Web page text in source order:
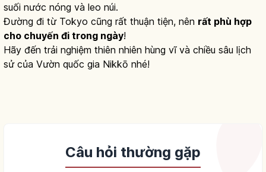
suối nước nóng và leo núi.
Đường đi từ Tokyo cũng rất thuận tiện, nên rất phù hợp
cho chuyến đi trong ngày!
Hãy đến trải nghiệm thiên nhiên hùng vĩ và chiều sâu lịch
sử của Vườn quốc gia Nikkō nhé!
Câu hỏi thường gặp